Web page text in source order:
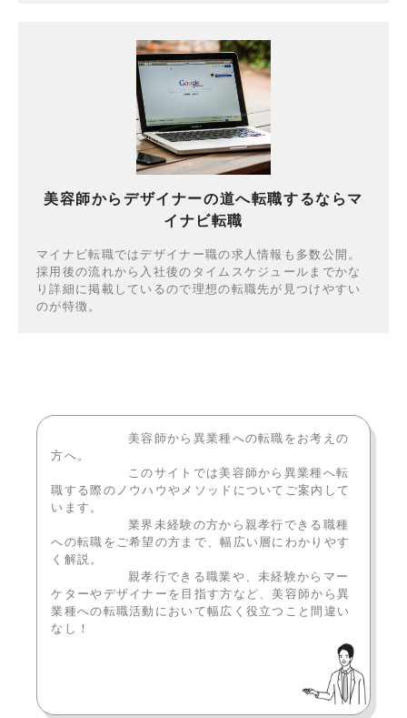
美容師からデザイナーの道へ転職するならマ
イナビ転職
マイナビ転職ではデザイナー職の求人情報も多数公開。
採用後の流れから入社後のタイムスケジュールまでかな
り詳細に掲載しているので理想の転職先が見つけやすい
のが特徴。
美容師から異業種への転職をお考えの
方へ。
このサイトでは美容師から異業種へ転
職する際のノウハウやメソッドについてご案内して
います。
業界未経験の方から親孝行できる職種
への転職をご希望の方まで、幅広い層にわかりやす
く解説。
親孝行できる職業や、未経験からマー
ケターやデザイナーを目指す方など、美容師から異
業種への転職活動において幅広く役立つこと間違い
なし！